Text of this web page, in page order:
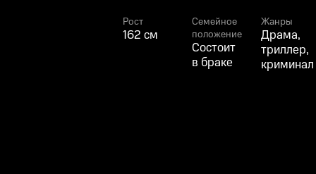
Рост
162 см
Семейное
положение
Состоит
в браке
Жанры
Драма,
триллер,
криминал